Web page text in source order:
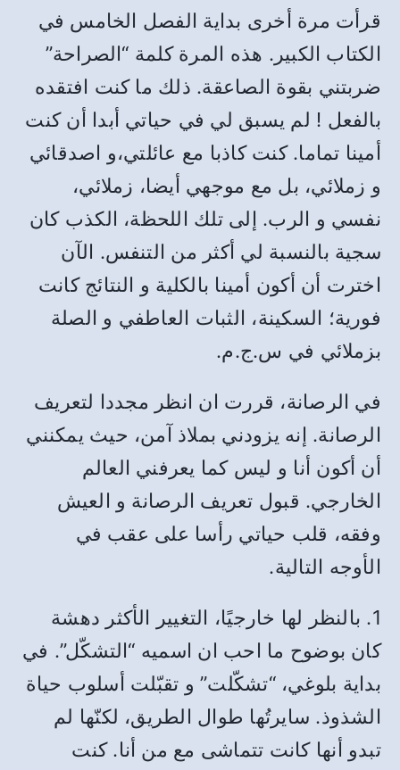
قرأت مرة أخرى بداية الفصل الخامس في
الكتاب الكبير. هذه المرة كلمة “الصراحة”
ضربتني بقوة الصاعقة. ذلك ما كنت افتقده
بالفعل ! لم يسبق لي في حياتي أبدا أن كنت
أمينا تماما. كنت كاذبا مع عائلتي،و اصدقائي
و زملائي، بل مع موجهي أيضا، زملائي،
نفسي و الرب. إلى تلك اللحظة، الكذب كان
سجية بالنسبة لي أكثر من التنفس. الآن
اخترت أن أكون أمينا بالكلية و النتائج كانت
فورية؛ السكينة، الثبات العاطفي و الصلة
بزملائي في س.ج.م.
في الرصانة، قررت ان انظر مجددا لتعريف
الرصانة. إنه يزودني بملاذ آمن، حيث يمكنني
أن أكون أنا و ليس كما يعرفني العالم
الخارجي. قبول تعريف الرصانة و العيش
وفقه، قلب حياتي رأسا على عقب في
الأوجه التالية.
1. بالنظر لها خارجيًا، التغيير الأكثر دهشة
كان بوضوح ما احب ان اسميه “التشكّل”. في
بداية بلوغي، “تشكّلت” و تقبّلت أسلوب حياة
الشذوذ. سايرتُها طوال الطريق، لكنّها لم
تبدو أنها كانت تتماشى مع من أنا. كنت